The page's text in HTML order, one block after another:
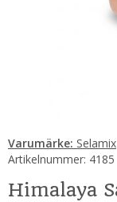
Varumärke: Selamix
Artikelnummer: 4185
Himalaya